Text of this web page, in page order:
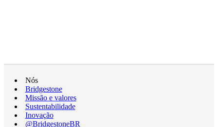
Nós
Bridgestone
Missão e valores
Sustentabilidade
Inovação
@BridgestoneBR